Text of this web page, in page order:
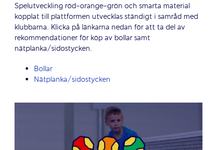
Spelutveckling röd-orange-grön och smarta material
kopplat till plattformen utvecklas ständigt i samråd med
klubbarna. Klicka på länkarna nedan för att ta del av
rekommendationer för köp av bollar samt
nätplanka/sidostycken.
Bollar
Nätplanka/sidostycken